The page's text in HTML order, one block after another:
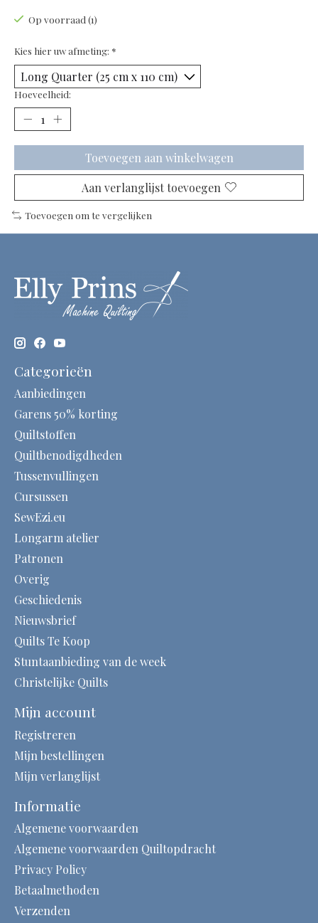
Op voorraad (1)
Kies hier uw afmeting: *
Hoeveelheid:
Toevoegen aan winkelwagen
Aan verlanglijst toevoegen
Toevoegen om te vergelijken
Categorieën
Aanbiedingen
Garens 50% korting
Quiltstoffen
Quiltbenodigdheden
Tussenvullingen
Cursussen
SewEzi.eu
Longarm atelier
Patronen
Overig
Geschiedenis
Nieuwsbrief
Quilts Te Koop
Stuntaanbieding van de week
Christelijke Quilts
Mijn account
Registreren
Mijn bestellingen
Mijn verlanglijst
Informatie
Algemene voorwaarden
Algemene voorwaarden Quiltopdracht
Privacy Policy
Betaalmethoden
Verzenden